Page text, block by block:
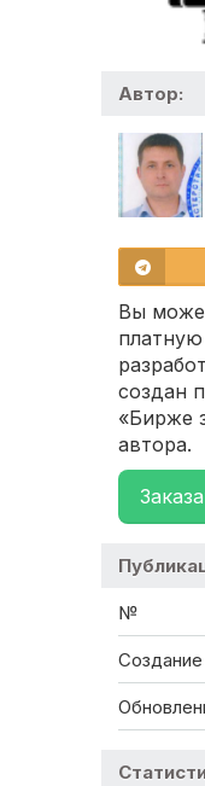
Автор:
Вы
создан
«Бирже
автора.
№
Создание